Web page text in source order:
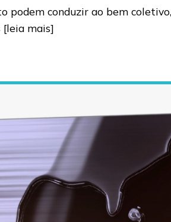
podem conduzir ao bem
[leia mais]